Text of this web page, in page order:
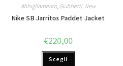
Abbigliamento, Giubbetti, New
Nike SB Jarritos Paddet Jacket
€220,00
Scegli